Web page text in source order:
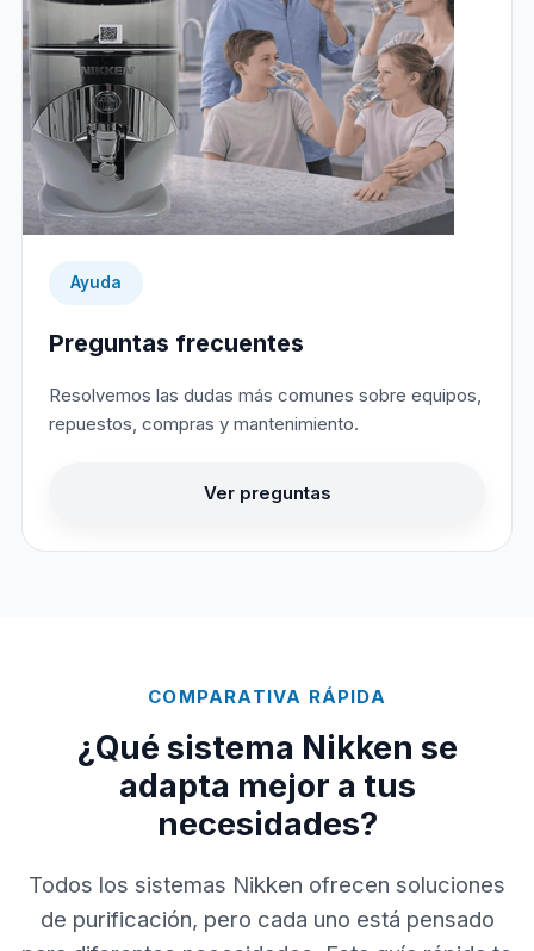
Ayuda
Preguntas frecuentes
Resolvemos las dudas más comunes sobre equipos,
repuestos, compras y mantenimiento.
Ver preguntas
COMPARATIVA RÁPIDA
¿Qué sistema Nikken se
adapta mejor a tus
necesidades?
Todos los sistemas Nikken ofrecen soluciones
de purificación, pero cada uno está pensado